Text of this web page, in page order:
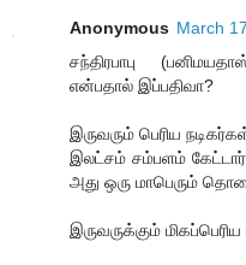
Anonymous March
சந்திரபாபு
என்பதால் இப்பதிவா?
இருவரும் பெரிய
இலட்சம் சம்பளம்
அது ஒரு மாபெரும்
இருவருக்கும்